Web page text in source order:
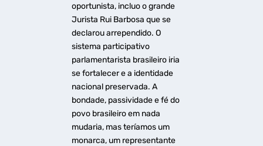
oportunista, incluo o grande
Jurista Rui Barbosa que se
declarou arrependido. O
sistema participativo
parlamentarista brasileiro iria
se fortalecer e a identidade
nacional preservada. A
bondade, passividade e fé do
povo brasileiro em nada
mudaria, mas teríamos um
monarca, um representante